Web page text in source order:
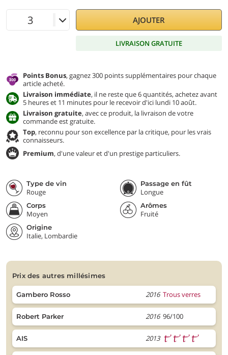
AJOUTER
LIVRAISON GRATUITE
Points Bonus, gagnez 300 points supplémentaires pour chaque
article acheté.
Livraison immédiate, il ne reste que 6 quantités, achetez avant
5 heures et 11 minutes pour le recevoir d'ici lundi 10 août.
Livraison gratuite, avec ce produit, la livraison de votre
commande est gratuite.
Top, reconnu pour son excellence par la critique, pour les vrais
connaisseurs.
Premium, d'une valeur et d'un prestige particuliers.
Type de vin
Rouge
Passage en fût
Longue
Corps
Moyen
Arômes
Fruité
Origine
Italie, Lombardie
prix des autres millésimes
Gambero Rosso 2016 Trous verres
Robert Parker 2016 96/100
AIS 2013